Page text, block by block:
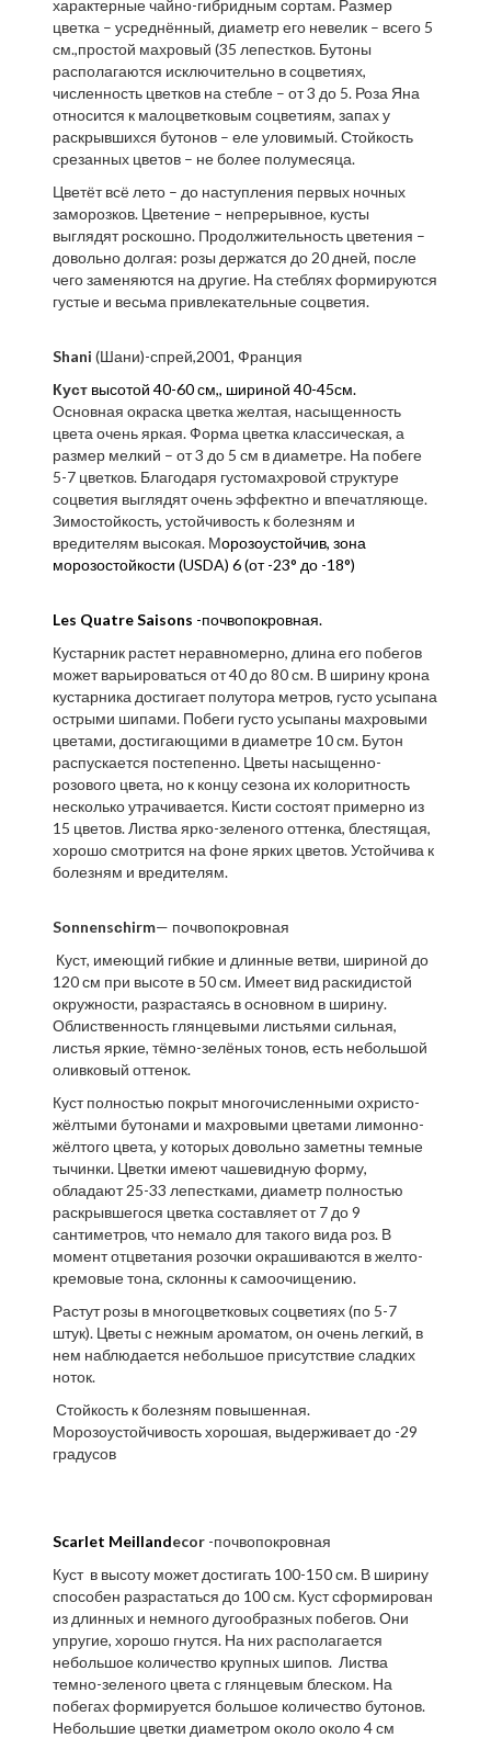
характерные чайно-гибридным сортам. Размер
цветка – усреднённый, диаметр его невелик – всего 5
см.,простой махровый (35 лепестков. Бутоны
располагаются исключительно в соцветиях,
численность цветков на стебле – от 3 до 5. Роза Яна
относится к малоцветковым соцветиям, запах у
раскрывшихся бутонов – еле уловимый. Стойкость
срезанных цветов – не более полумесяца.
Цветёт всё лето – до наступления первых ночных
заморозков. Цветение – непрерывное, кусты
выглядят роскошно. Продолжительность цветения –
довольно долгая: розы держатся до 20 дней, после
чего заменяются на другие. На стеблях формируются
густые и весьма привлекательные соцветия.
Shani(Шани)-спрей,2001, Франция
Куст высотой40-60 см,, шириной40-45см.
Основная окраска цветка желтая, насыщенность
цвета очень яркая. Форма цветка классическая, а
размер мелкий – от 3 до 5 см в диаметре. На побеге
5-7 цветков. Благодаря густомахровой структуре
соцветия выглядят очень эффектно и впечатляюще.
Зимостойкость, устойчивость к болезням и
вредителям высокая. Морозоустойчив,зона
морозостойкости (USDA)6 (от -23° до -18°)
Les Quatre Saisons -почвопокровная.
Кустарник растет неравномерно, длина его побегов
может варьироваться от 40 до 80 см. В ширину крона
кустарника достигает полутора метров, густо усыпана
острыми шипами. Побеги густо усыпаны махровыми
цветами, достигающими в диаметре 10 см. Бутон
распускается постепенно. Цветы насыщенно-
розового цвета, но к концу сезона их колоритность
несколько утрачивается. Кисти состоят примерно из
15 цветов. Листва ярко-зеленого оттенка, блестящая,
хорошо смотрится на фоне ярких цветов. Устойчива к
болезням и вредителям.
Sonnensсhirm— почвопокровная
Куст, имеющий гибкие и длинные ветви, шириной до
120 см при высоте в 50 см. Имеет вид раскидистой
окружности, разрастаясь в основном в ширину.
Облиственность глянцевыми листьями сильная,
листья яркие, тёмно-зелёных тонов, есть небольшой
оливковый оттенок.
Куст полностью покрыт многочисленными охристо-
жёлтыми бутонами и махровыми цветами лимонно-
жёлтого цвета, у которых довольно заметны темные
тычинки. Цветки имеют чашевидную форму,
обладают 25-33 лепестками, диаметр полностью
раскрывшегося цветка составляет от 7 до 9
сантиметров, что немало для такого вида роз. В
момент отцветания розочки окрашиваются в желто-
кремовые тона, склонны к самоочищению.
Растут розы в многоцветковых соцветиях (по 5-7
штук). Цветы с нежным ароматом, он очень легкий, в
нем наблюдается небольшое присутствие сладких
ноток.
Стойкость к болезням повышенная.
Морозоустойчивость хорошая, выдерживает до -29
градусов
Scarlet Meillandecor -почвопокровная
Куст в высоту может достигать 100-150 см. В ширину
способен разрастаться до 100 см. Куст сформирован
из длинных и немного дугообразных побегов. Они
упругие, хорошо гнутся. На них располагается
небольшое количество крупных шипов. Листва
темно-зеленого цвета с глянцевым блеском. На
побегах формируется большое количество бутонов.
Небольшие цветки диаметром около около 4 см